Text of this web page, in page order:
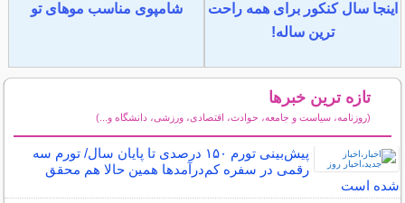
اینجا سال کنکور برای همه راحت
ترین ساله!
شامپوی مناسب موهای تو
تازه ترین خبرها
(روزنامه، سیاست و جامعه، حوادث، اقتصادی، ورزشی، دانشگاه و...)
پیش‌بینی تورم ۱۵۰ درصدی تا پایان سال/ تورم سه
رقمی در سفره کم‌درآمد‌ها همین حالا هم محقق
شده است